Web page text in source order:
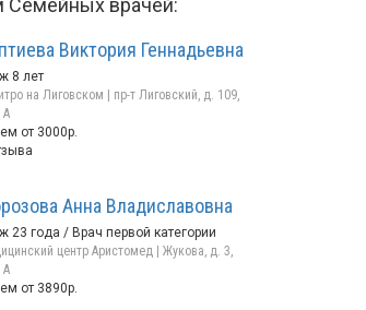
Семейных врачей:
Виктория Геннадьевна
8 лет
на Лиговском | пр-т Лиговский, д. 109,
А
от 3000р.
Анна Владиславовна
23 года / Врач первой категории
центр Аристомед | Жукова, д. 3,
А
от 3890р.